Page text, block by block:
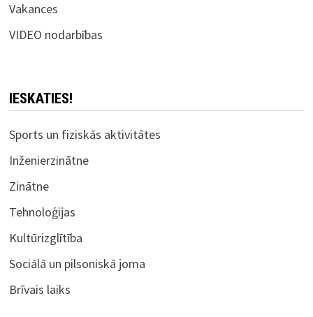
Vakances
VIDEO nodarbības
IESKATIES!
Sports un fiziskās aktivitātes
Inženierzinātne
Zinātne
Tehnoloģijas
Kultūrizglītība
Sociālā un pilsoniskā joma
Brīvais laiks